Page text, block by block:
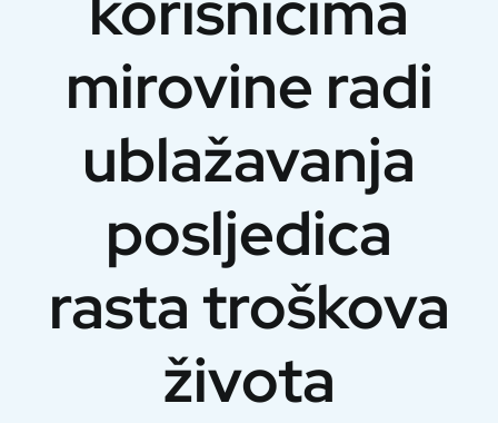
mirovine radi
ublažavanja
posljedica
rasta troškova
života